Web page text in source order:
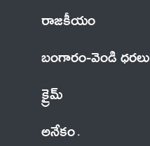
రాజకీయం
బంగారం-వెండి ధరలు
క్రైమ్
అనేకం